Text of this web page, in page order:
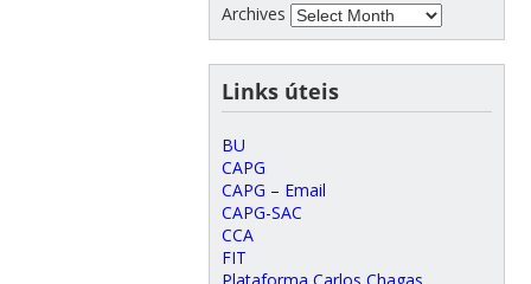
Archives
Links úteis
BU
CAPG
CAPG – Email
CAPG-SAC
CCA
FIT